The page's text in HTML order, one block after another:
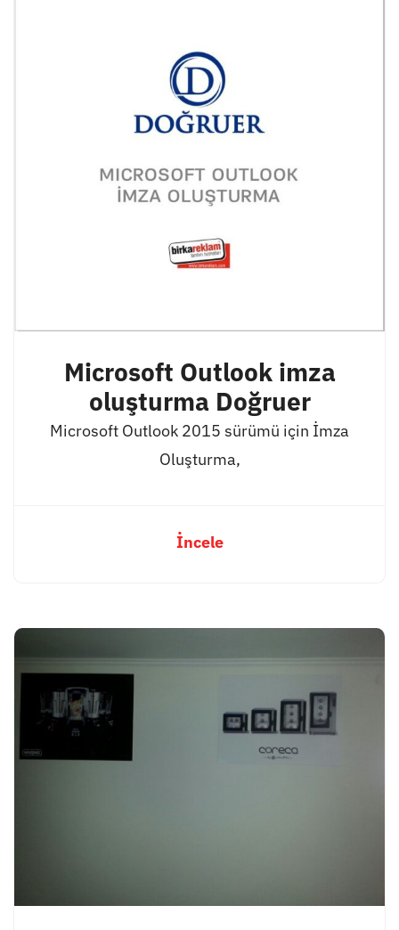
Microsoft Outlook imza
oluşturma Doğruer
Microsoft Outlook 2015 sürümü için İmza
Oluşturma,
İncele